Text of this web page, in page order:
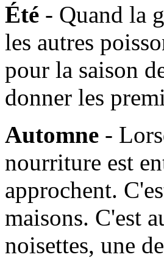
Été - Quand la
les autres
pour la saison
donner les
Automne -
nourriture est
approchent.
maisons. C'est
noisettes, une